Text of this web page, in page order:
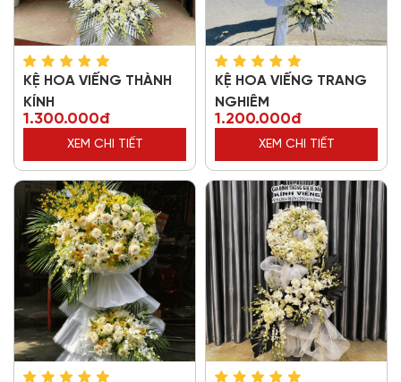
KỆ HOA VIẾNG THÀNH
KÍNH
1.300.000đ
XEM CHI TIẾT
KỆ HOA VIẾNG TRANG
NGHIÊM
1.200.000đ
XEM CHI TIẾT